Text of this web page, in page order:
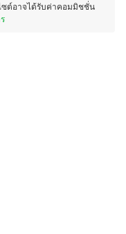
ซต์อาจได้รับค่าคอมมิชชั่น